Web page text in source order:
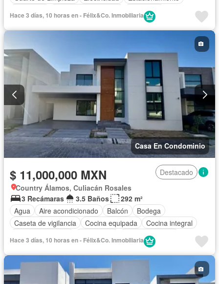
Seguridad
Hace 3 días, 10 horas en - Félix&Co. Inmobiliaria
Casa En Condominio
$ 11,000,000 MXN
Destacado
Country Álamos, Culiacán Rosales
3 Recámaras
3.5 Baños
292 m²
Agua
Aire acondicionado Balcón
Bodega
Caseta de vigilancia
Cocina equipada
Cocina integral
Estacionamiento
Terraza Sin amueblar
Hace 3 días, 10 horas en - Félix&Co. Inmobiliaria